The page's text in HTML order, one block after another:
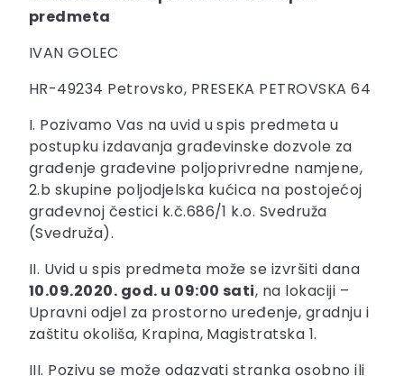
predmeta
IVAN GOLEC
HR-49234 Petrovsko, PRESEKA PETROVSKA 64
I. Pozivamo Vas na uvid u spis predmeta u
postupku izdavanja građevinske dozvole za
građenje građevine poljoprivredne namjene,
2.b skupine poljodjelska kućica na postojećoj
građevnoj čestici k.č.686/1 k.o. Svedruža
(Svedruža).
II. Uvid u spis predmeta može se izvršiti dana
10.09.2020. god. u 09:00 sati, na lokaciji –
Upravni odjel za prostorno uređenje, gradnju i
zaštitu okoliša, Krapina, Magistratska 1.
III. Pozivu se može odazvati stranka osobno ili